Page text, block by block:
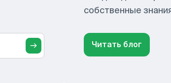
собственные
Читать блог